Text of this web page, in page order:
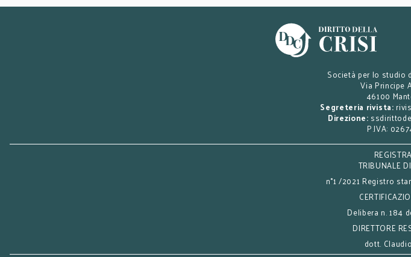
Società per lo studio
Via Principe
46100
Segreteria rivista:
Direzione:
P.IVA:
TRIBUNALE
n°1 /2021 Registro
Delibera n. 184
DIRETTORE
dott.